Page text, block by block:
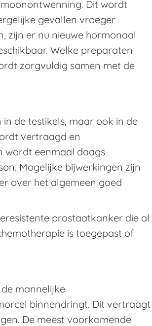
Dit wordt
gevallen vroeger
zijn er nu nieuwe hormonaal
Welke preparaten
zorgvuldig samen met de
de testikels, maar ook in de
vertraagd en
wordt eenmaal daags
Mogelijke bijwerkingen zijn
over het algemeen goed
prostaatkanker die al
is toegepast of
mannelijke
binnendringt. Dit vertraagt
De meest voorkomende